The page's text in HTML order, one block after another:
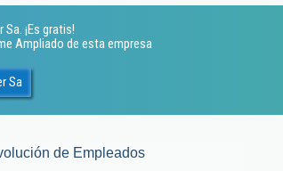
¡Es gratis!
Ampliado de esta empresa
Sa
de Empleados